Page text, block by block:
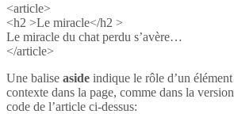
<article>
<h2 >Le miracle</h2 >
Le miracle du chat perdu s’avère…
</article>
Une balise aside indique le rôle d’un
contexte dans la page, comme dans la
code de l’article ci-dessus: